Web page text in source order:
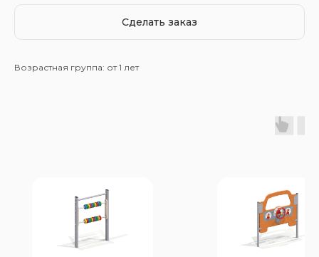
Сделать заказ
Возрастная группа: от 1 лет